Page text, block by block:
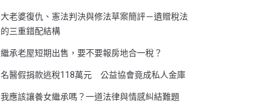
大老婆復仇、憲法判決與修法草案簡評－遺贈稅法
的三重錯配結構
繼承老屋短期出售，要不要報房地合一稅？
名醫假捐款逃稅118萬元 公益協會竟成私人金庫
我應該讓養女繼承嗎？一道法律與情感糾結難題